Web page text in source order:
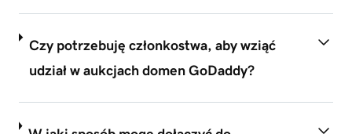
Czy potrzebuję członkostwa, aby wziąć
udział w aukcjach domen GoDaddy?